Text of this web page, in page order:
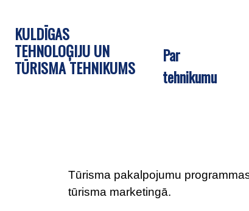
KULDĪGAS
TEHNOLOĢIJU UN
TŪRISMA TEHNIKUMS
Par
tehnikumu
Tūrisma pakalpojumu
tūrisma marketingā.